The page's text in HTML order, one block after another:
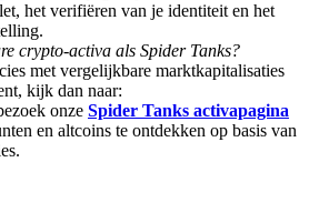
to Share 25000 USDT prize pool!
& Win
prize pool
het verifiëren van je identiteit en het
crypto-activa als Spider Tanks?
met vergelijkbare marktkapitalisaties
kijk dan naar:
onze Spider Tanks activapagina
en altcoins te ontdekken op basis van